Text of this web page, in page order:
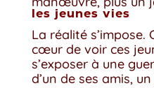
les jeunes vies
La réalité s’impose.
cœur de voir ces
s’exposer à une
d’un de ses amis,